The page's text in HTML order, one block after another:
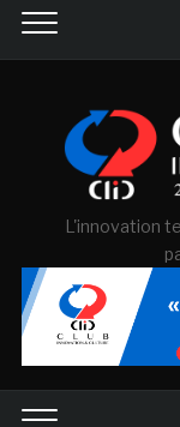
L'innovation